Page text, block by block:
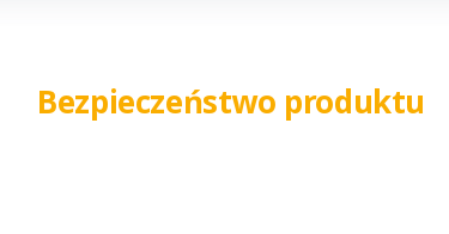
Bezpieczeństwo produktu